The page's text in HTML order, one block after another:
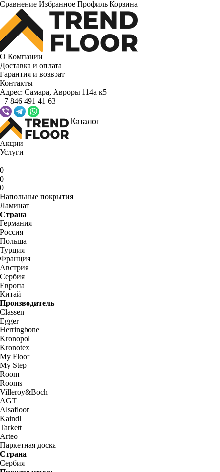
Сравнение Избранное Профиль Корзина
О Компании
Доставка и оплата
Гарантия и возврат
Контакты
Адрес: Самара, Авроры 114а к5
+7 846 491 41 63
Каталог
Акции
Услуги
0
0
0
Напольные покрытия
Ламинат
Страна
Германия
Россия
Польша
Турция
Франция
Австрия
Сербия
Европа
Китай
Производитель
Classen
Egger
Herringbone
Kronopol
Kronotex
My Floor
My Step
Room
Rooms
Villeroy&Boch
AGT
Alsafloor
Kaindl
Tarkett
Arteo
Паркетная доска
Страна
Сербия